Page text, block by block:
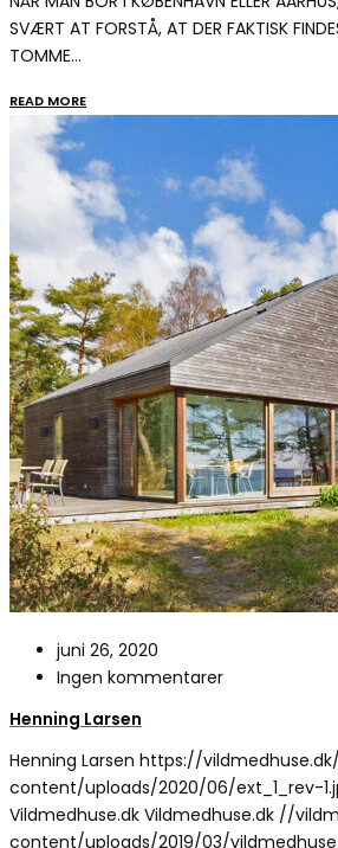
SVÆRT AT FORSTÅ, AT DER FAKTISK
TOMME…
READ MORE
juni 26, 2020
Ingen kommentarer
Henning Larsen
Henning Larsen https://
content/uploads/2020/06/ext_1_rev-
Vildmedhuse.dk Vildmedhuse.dk //
content/uploads/2019/03/